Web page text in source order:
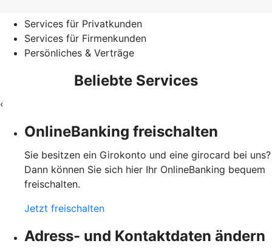
Services für Privatkunden
Services für Firmenkunden
Persönliches & Verträge
Beliebte Services
‹
OnlineBanking freischalten
Sie besitzen ein Girokonto und eine girocard bei uns?
Dann können Sie sich hier Ihr OnlineBanking bequem
freischalten.
Jetzt freischalten
Adress- und Kontaktdaten ändern